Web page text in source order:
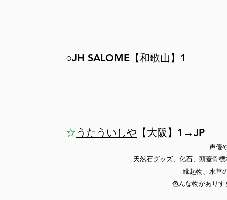
○JH SALOME【和歌山】1
☆うたういしや 【大阪】1 →JP
声優
天然石グッズ、化石、頭蓋骨
縁起物、水草
色んな物があり